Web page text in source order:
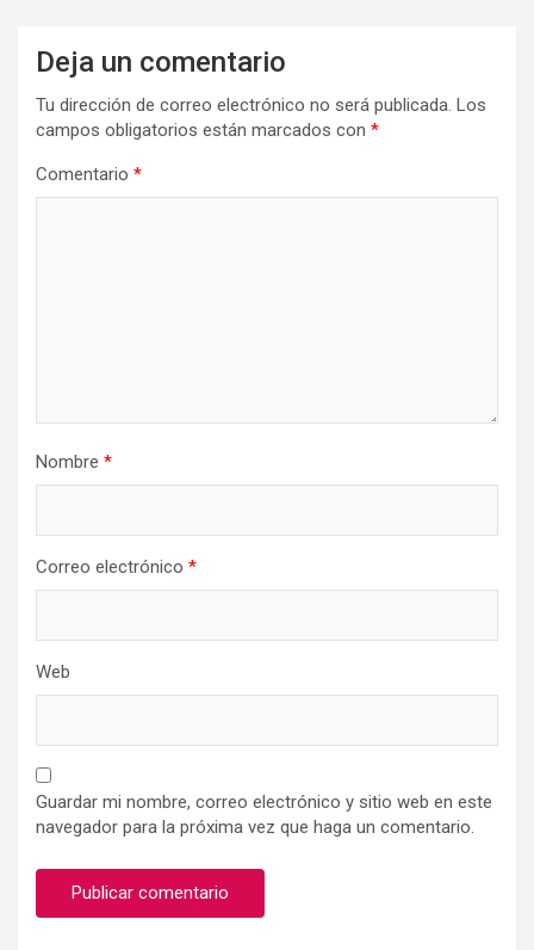
Deja un comentario
Tu dirección de correo electrónico no será publicada. Los
campos obligatorios están marcados con *
Comentario *
Nombre *
Correo electrónico *
Web
Guardar mi nombre, correo electrónico y sitio web en este
navegador para la próxima vez que haga un comentario.